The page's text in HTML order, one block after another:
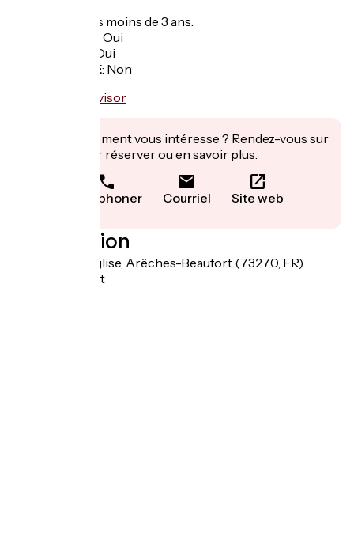
Gratuit pour les moins de 3 ans.
Oui
Oui
Recharge VAE: Non
Cet établissement vous intéresse ? Rendez-vous sur
leur site pour réserver ou en savoir plus.
Téléphoner Courriel Site web
Localisation
20 place de l'Eglise, Arêches-Beaufort (73270, FR)
73270 Beaufort